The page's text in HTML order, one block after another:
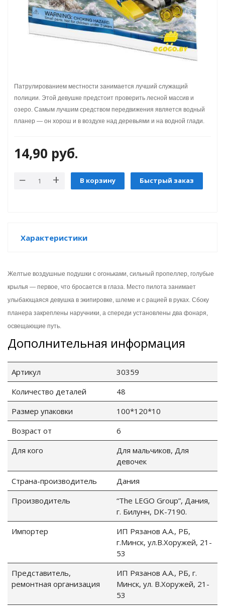
Патрулированием местности занимается лучший служащий
полиции. Этой девушке предстоит проверить лесной массив и
озеро. Самым лучшим средством передвижения является водный
планер — он хорош и в воздухе над деревьями и на водной глади.
14,90 руб.
В корзину Быстрый заказ
Характеристики
Желтые воздушные подушки с огоньками, сильный пропеллер, голубые
крылья — первое, что бросается в глаза. Место пилота занимает
улыбающаяся девушка в экипировке, шлеме и с рацией в руках. Сбоку
планера закреплены наручники, а спереди установлены два фонаря,
освещающие путь.
Дополнительная информация
Артикул
30359
Количество деталей
48
Размер упаковки
100*120*10
Возраст от
6
Для кого
Для мальчиков, Для
девочек
Страна-производитель
Дания
Производитель
“The LEGO Group”, Дания,
г. Билунн, DK-7190.
Импортер
ИП Рязанов А.А., РБ,
г.Минск, ул.В.Хоружей, 21-
53
Представитель,
ремонтная организация
ИП Рязанов А.А., РБ, г.
Минск, ул. В.Хоружей, 21-
53